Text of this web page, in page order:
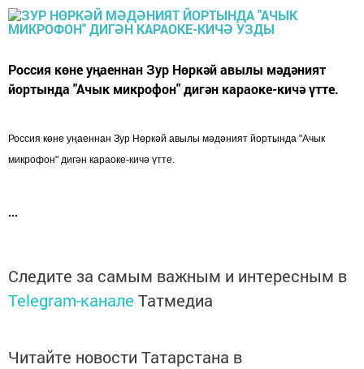
Россия көне уңаеннан Зур Нөркәй авылы мәдәният
йортында "Ачык микрофон" дигән караоке-кичә үтте.
Россия көне уңаеннан Зур Нөркәй авылы мәдәният йортында "Ачык
микрофон" дигән караоке-кичә үтте.
Следите за самым важным и интересным в
Telegram-канале Татмедиа
Читайте новости Татарстана в